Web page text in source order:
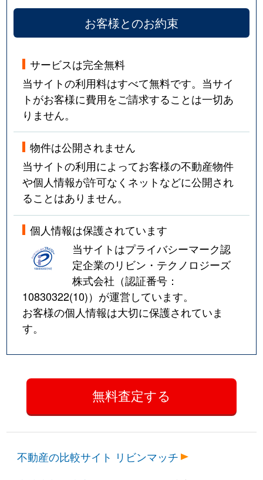
お客様とのお約束
サービスは完全無料
当サイトの利用料はすべて無料です。当サイ
トがお客様に費用をご請求することは一切あ
りません。
物件は公開されません
当サイトの利用によってお客様の不動産物件
や個人情報が許可なくネットなどに公開され
ることはありません。
個人情報は保護されています
当サイトはプライバシーマーク認
定企業のリビン・テクノロジーズ
株式会社（認証番号：
10830322(10)）が運営しています。
お客様の個人情報は大切に保護されていま
す。
不動産の比較サイト リビンマッチ